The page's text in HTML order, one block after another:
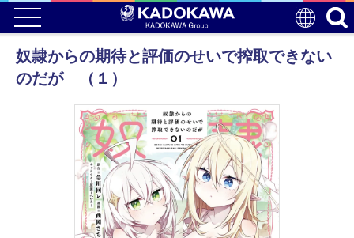
奴隷からの期待と評価のせいで搾取できない
のだが （１）